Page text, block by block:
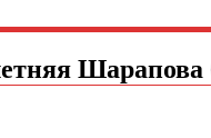
Шарапова